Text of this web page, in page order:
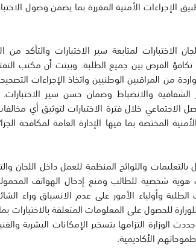
الإجراءات الأمنية المقررة بما يضمن وصول
في لجان الاختبارات لمتابعة سير الاختبارات والتأكد من
الفرص بين جميع الطلبة. وبينت أن مكتب
من المراقبين الوطنيين واتخاذ الإجراءات
الشفافية والانضباط وضمان حسن سير
الاجتماعي خلال فترة الاختبارات لتوثيق أي
المختصة بما فيها الإدارة العامة لمكافحة
واللوائح المنظمة للعمل داخل اللجان
هوية شخصية للطالب ومنع إدخال الهواتف
وأولياء الأمور على عدم الانسياق وراء
للحصول على المعلومات المتعلقة
الوزارة التزامها بتسخير الإمكانات البشرية
الأكاديمية.